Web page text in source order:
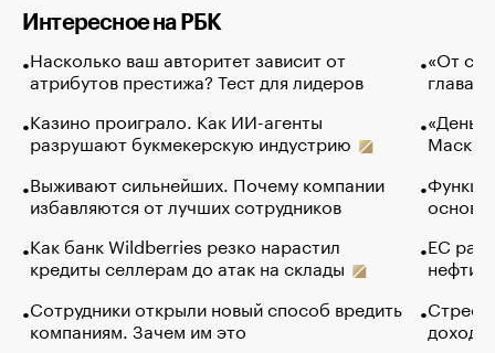
Интересное на РБК
Насколько ваш авторитет зависит от
атрибутов престижа? Тест для лидеров
Казино проиграло. Как ИИ-агенты
разрушают букмекерскую индустрию
Выживают сильнейших. Почему компании
избавляются от лучших сотрудников
Как банк Wildberries резко нарастил
кредиты селлерам до атак на склады
Сотрудники открыли новый способ вредить
компаниям. Зачем им это
«От
глава
Маск в
основ
ЕС
нефти